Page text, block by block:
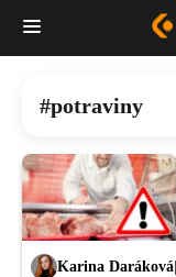
potraviny
Karina Daráková